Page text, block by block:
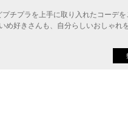
チプラを上手に取り入れたコーデを
め好きさんも、自分らしいおしゃれ